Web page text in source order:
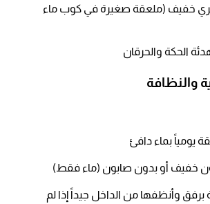
خفيف (ملعقة صغيرة في كوب ماء
الحكة والحرقان​
يومياً بماء دافئ​
خفيف أو بدون صابون (ماء فقط)​
وأنظفها من الداخل جيداً إذا لم